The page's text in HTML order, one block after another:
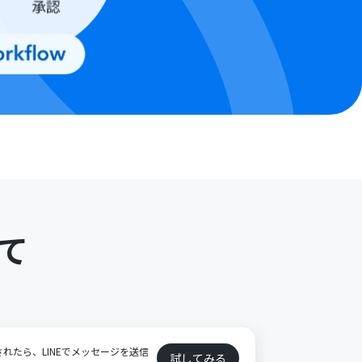
たら、LINEでメッセージを送信 試してみる